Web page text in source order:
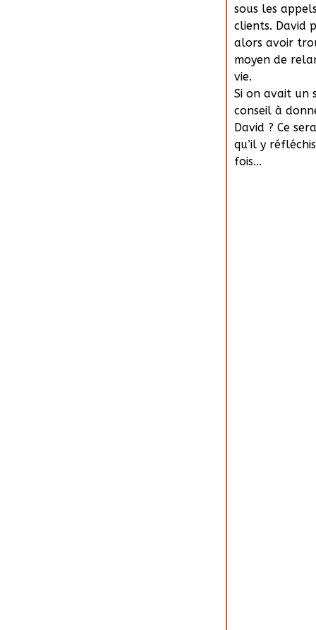
sous les
clients. David
alors avoir
moyen de
vie.
Si on avait un
conseil à
David ? Ce
qu’il y
fois...